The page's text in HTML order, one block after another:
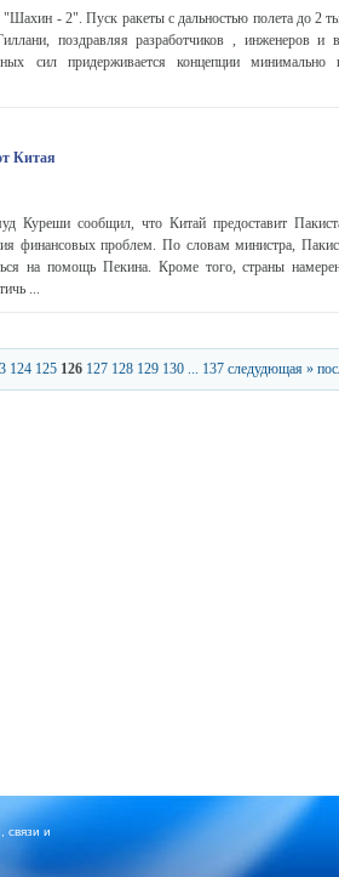
"Шахин - 2". Пуск ракеты с дальностью полета до 2
поздравляя разработчиков , инженеров и
сил придерживается концепции минимально
Китая
Куреши сообщил, что Китай предоставит
финансовых проблем. По словам министра,
на помощь Пекина. Кроме того, страны
...
124 125 126 127 128 129 130 ... 137 следудющая »
связи и